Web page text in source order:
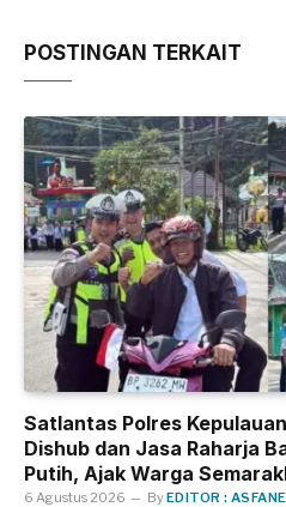
POSTINGAN TERKAIT
Satlantas Polres
Dishub dan Jasa Raharja
Putih, Ajak Warga
6 Agustus 2026 ByEDITOR :